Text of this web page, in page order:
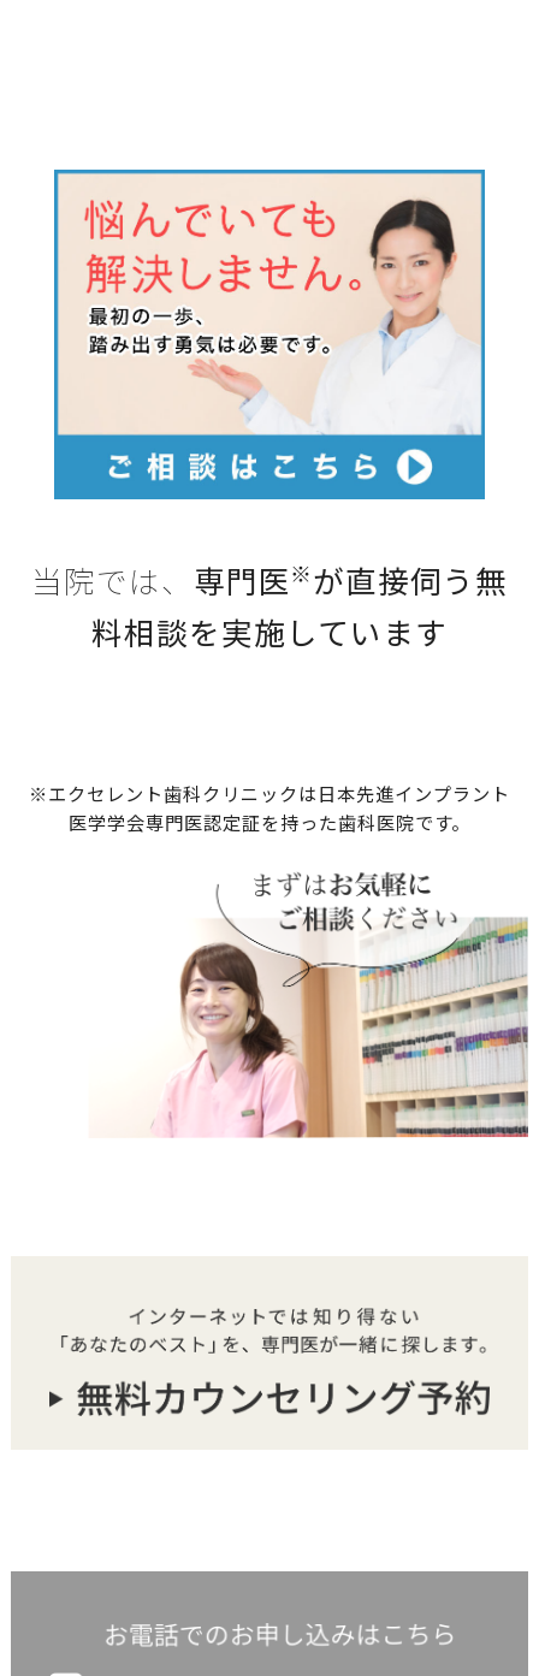
当院では、 専門医※が直接伺う無
料相談を実施しています
※エクセレント歯科クリニックは日本先進インプラント
医学学会専門医認定証を持った歯科医院です。